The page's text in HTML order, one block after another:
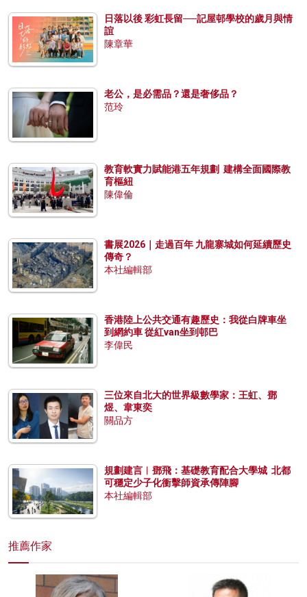
日落以後 彩虹長留──記屋邨學校的歲月與情
誼
陳章華
老公，是必需品？還是奢侈品？
范玲
教育軟實力賦能港五年規劃 建構全面國際教
育樞紐
陳偉倫
書展2026｜走過百年 九龍寨城如何延續歷史
傳奇？
本社編輯部
香港陸上公共交通有趣歷史：我從白牌車坐
到網約車 從紅van坐到邨巴
李偉民
三位來自北大的世界級數學家：王虹、鄧
煜、韋東奕
關品方
規劃建言︱鄧飛：基礎教育配合大學城 北都
可穩定少子化衝擊師資承傳陣腳
本社編輯部
推薦作家